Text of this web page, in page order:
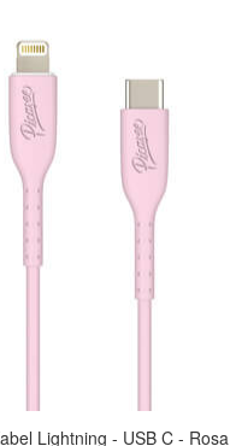
Lightning - USB C - Rosa